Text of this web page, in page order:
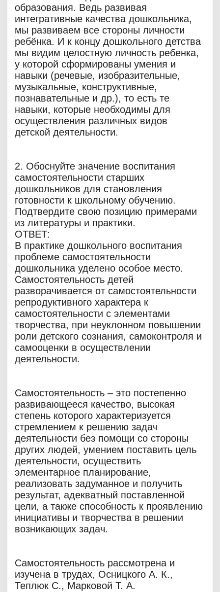
образования. Ведь развивая
интегративные качества дошкольника,
мы развиваем все стороны личности
ребёнка. И к концу дошкольного детства
мы видим целостную личность ребенка,
у которой сформированы умения и
навыки (речевые, изобразительные,
музыкальные, конструктивные,
познавательные и др.), то есть те
навыки, которые необходимы для
осуществления различных видов
детской деятельности.
2. Обоснуйте значение воспитания
самостоятельности старших
дошкольников для становления
готовности к школьному обучению.
Подтвердите свою позицию примерами
из литературы и практики.
ОТВЕТ:
В практике дошкольного воспитания
проблеме самостоятельности
дошкольника уделено особое место.
Самостоятельность детей
разворачивается от самостоятельности
репродуктивного характера к
самостоятельности с элементами
творчества, при неуклонном повышении
роли детского сознания, самоконтроля и
самооценки в осуществлении
деятельности.
Самостоятельность – это постепенно
развивающееся качество, высокая
степень которого характеризуется
стремлением к решению задач
деятельности без помощи со стороны
других людей, умением поставить цель
деятельности, осуществить
элементарное планирование,
реализовать задуманное и получить
результат, адекватный поставленной
цели, а также способность к проявлению
инициативы и творчества в решении
возникающих задач.
Самостоятельность рассмотрена и
изучена в трудах, Осницкого А. К.,
Теплюк С., Марковой Т. А.